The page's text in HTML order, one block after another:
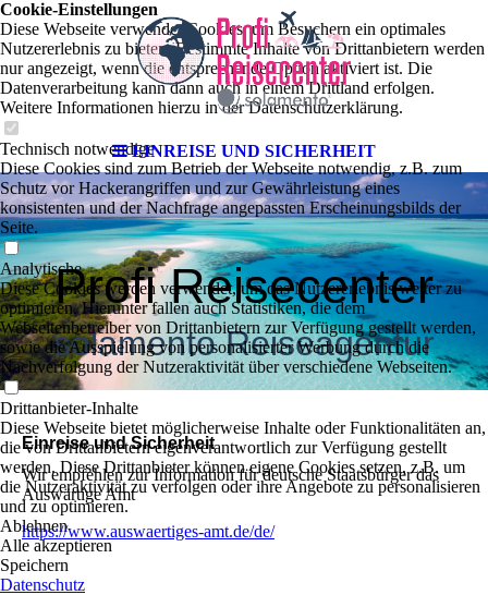
EINREISE UND SICHERHEIT
Profi Reisecenter
solamento Reiseagentur
Einreise und Sicherheit
Wir empfehlen zur Information für deutsche Staatsbürger das
Auswärtige Amt
https://www.auswaertiges-amt.de/de/
Cookie-Einstellungen
Diese Webseite verwendet Cookies, um Besuchern ein optimales
Nutzererlebnis zu bieten. Bestimmte Inhalte von Drittanbietern werden
nur angezeigt, wenn die entsprechende Option aktiviert ist. Die
Datenverarbeitung kann dann auch in einem Drittland erfolgen.
Weitere Informationen hierzu in der Datenschutzerklärung.
Technisch notwendige
Diese Cookies sind zum Betrieb der Webseite notwendig, z.B. zum
Schutz vor Hackerangriffen und zur Gewährleistung eines
konsistenten und der Nachfrage angepassten Erscheinungsbilds der
Seite.
Analytische
Diese Cookies werden verwendet, um das Nutzererlebnis weiter zu
optimieren. Hierunter fallen auch Statistiken, die dem
Webseitenbetreiber von Drittanbietern zur Verfügung gestellt werden,
sowie die Ausspielung von personalisierter Werbung durch die
Nachverfolgung der Nutzeraktivität über verschiedene Webseiten.
Drittanbieter-Inhalte
Diese Webseite bietet möglicherweise Inhalte oder Funktionalitäten an,
die von Drittanbietern eigenverantwortlich zur Verfügung gestellt
werden. Diese Drittanbieter können eigene Cookies setzen, z.B. um
die Nutzeraktivität zu verfolgen oder ihre Angebote zu personalisieren
und zu optimieren.
Ablehnen
Alle akzeptieren
Speichern
Datenschutz